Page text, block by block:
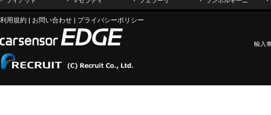
利用規約 | お問い合わせ | プライバシーポリシー
輸入